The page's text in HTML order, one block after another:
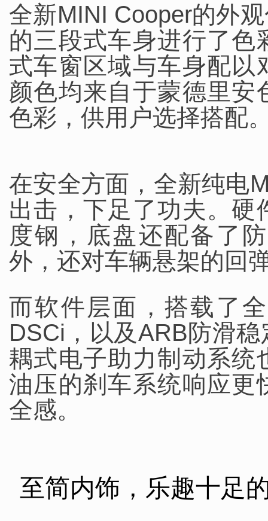
全新MINI Cooper的外
的三段式车身进行了色
式车窗区域与车身配以
颜色均来自于蒙德里安
色彩，供用户选择搭配
在安全方面，全新纯电
出击，下足了功夫。硬
度钢，底盘还配备了
外，还对车辆悬架的回
而软件层面，搭载了
DSCi，以及ARB防滑
耦式电子助力制动系统
油压的刹车系统响应更
全感。
至简内饰，乐趣十足